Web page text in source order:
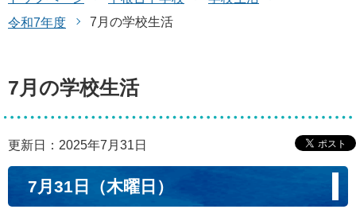
令和7年度
7月の学校生活
7月の学校生活
更新日：2025年7月31日
7月31日（木曜日）